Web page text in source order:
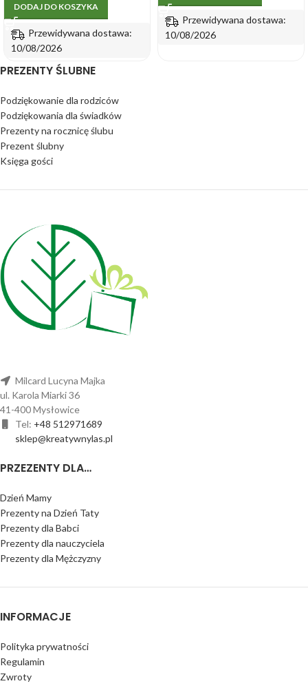
DODAJ DO KOSZYKA
Przewidywana dostawa:
10/08/2026
Przewidywana dostawa:
10/08/2026
PREZENTY ŚLUBNE
Podziękowanie dla rodziców
Podziękowania dla świadków
Prezenty na rocznicę ślubu
Prezent ślubny
Księga gości
Milcard Lucyna Majka
ul. Karola Miarki 36
41-400 Mysłowice
Tel: +48 512971689
sklep@kreatywnylas.pl
PRZEZENTY DLA…
Dzień Mamy
Prezenty na Dzień Taty
Prezenty dla Babci
Prezenty dla nauczyciela
Prezenty dla Mężczyzny
INFORMACJE
Polityka prywatności
Regulamin
Zwroty